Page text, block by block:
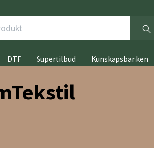
DTF Supertilbud Kunskapsbanken